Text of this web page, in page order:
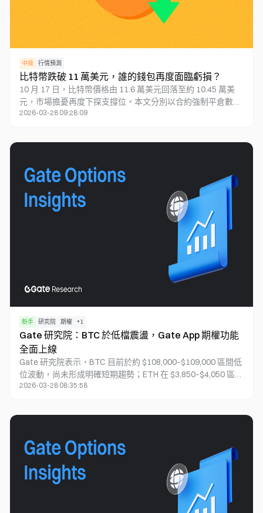
中級 行情預測
比特幣跌破 11 萬美元，誰的錢包再度面臨虧損？
10 月 17 日，比特幣價格由 11.6 萬美元回落至約 10.45 萬美
元，市場擔憂再度下探支撐位。本文分別以合約強制平倉數
據、ETF 資金淨流向、技術面支撐位及中長期趨勢等角度，分
2026-03-28 09:28:09
新手 研究院 期權 +1
Gate 研究院：BTC 於低檔震盪，Gate App 期權功能
全面上線
Gate 研究院表示，BTC 目前於約 $108,000–$109,000 區間低
位波動，尚未形成明確短期趨勢；ETH 在 $3,850–$4,050 區間
盤整，賣壓持續存在，但相較於先前，跌幅已明顯收斂。
2026-03-28 08:35:58